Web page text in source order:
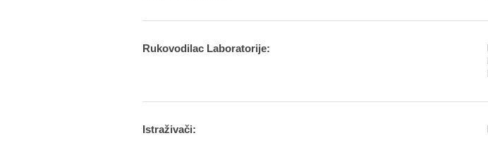
Rukovodilac Laboratorije:
Istraživači: